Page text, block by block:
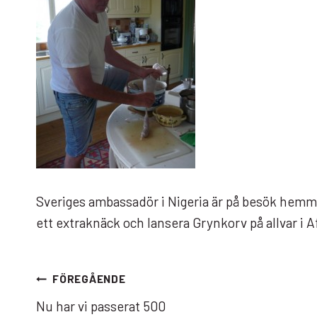
Sveriges ambassadör i Nigeria är på besök
ett extraknäck och lansera Grynkorv på allvar i
Inläggsnavigering
FÖREGÅENDE
Nu har vi passerat 500